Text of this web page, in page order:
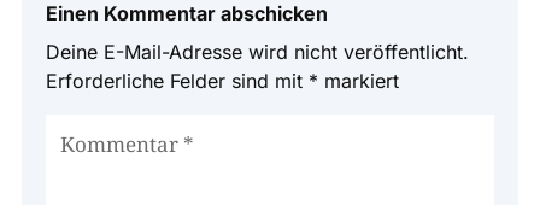
Einen Kommentar abschicken
Deine E-Mail-Adresse wird nicht veröffentlicht.
Erforderliche Felder sind mit * markiert